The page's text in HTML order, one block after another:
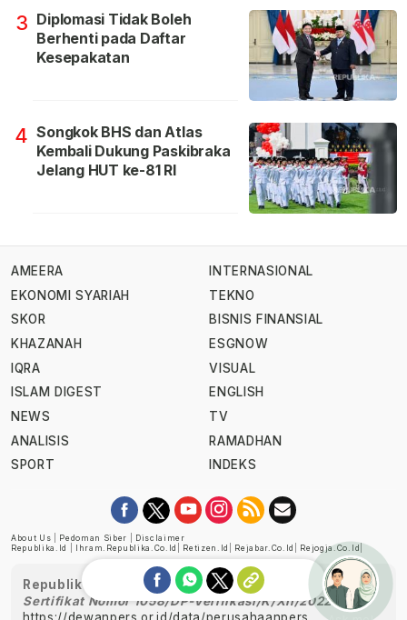
3 Diplomasi Tidak Boleh
Berhenti pada Daftar
Kesepakatan
4 Songkok BHS dan Atlas
Kembali Dukung Paskibraka
Jelang HUT ke-81 RI
AMEERA
EKONOMI SYARIAH
SKOR
KHAZANAH
IQRA
ISLAM DIGEST
NEWS
ANALISIS
SPORT
INTERNASIONAL
TEKNO
BISNIS FINANSIAL
ESGNOW
VISUAL
ENGLISH
TV
RAMADHAN
INDEKS
About Us Pedoman Siber
Disclaimer
Republika.id
Ihram.republika.co.id Retizen.id Rejabar.co.id Rejogja.co.id
Republika telah diverifikasi oleh Dewan Pers
Sertifikat Nomor 1058/DP-Verifikasi/K/XII/2022
https://dewanpers.or.id/data/perusahaanpers